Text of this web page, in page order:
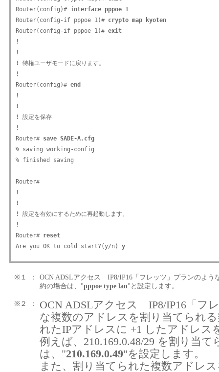
Router(config)# interface pppoe 1
Router(config-if pppoe 1)# crypto map kyoten
Router(config-if pppoe 1)# exit
!
!
! 特権ユーザモードに戻ります。
!
Router(config)# end
!
!
! 設定を保存
!
Router# save SADE-A.cfg
% saving working-config
% finished saving
Router#
!
!
! 設定を有効にするために再起動します。
!
Router# reset
Are you OK to cold start?(y/n) y
※１ ：
OCN ADSLアクセス IP8/IP16「フレッツ」プランのよう
約の場合は、"pppoe type lan"と設定します。
※２ ：
OCN ADSLアクセス IP8/IP16「フ
な複数のアドレスを割り当てられ
れたIPアドレスに +1 したアドレス
例えば、210.169.0.48/29 を割り当て
は、"210.169.0.49"を設定します。
また、割り当てられた複数アドレス